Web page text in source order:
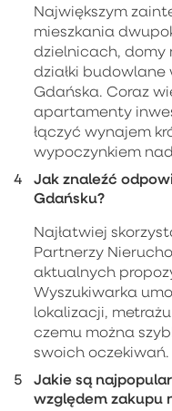
Największym
mieszkania
dzielnicach, domy
działki budowlane
Gdańska. Coraz
apartamenty
łączyć wynajem
wypoczynkiem
Jak znaleźć
Gdańsku?
Najłatwiej
Partnerzy
aktualnych
Wyszukiwarka
lokalizacji,
czemu można
swoich oczekiwań.
Jakie są
względem zakupu